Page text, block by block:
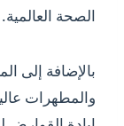
الصحة العالمية.
بالإضافة إلى
والمطهرات